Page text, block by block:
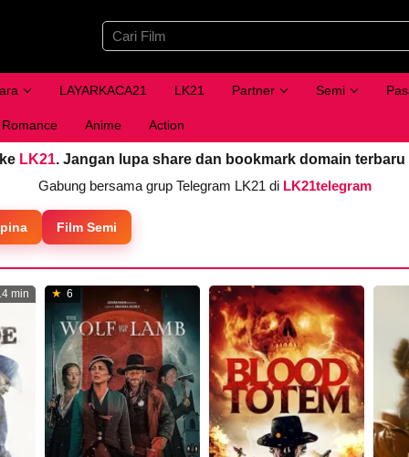
LAYARKACA21 LK21 Partner Semi
Romance Anime Action
LK21. Jangan lupa share dan bookmark domain terbaru
Gabung bersama grup Telegram LK21 di LK21telegram
Film Semi
min 6